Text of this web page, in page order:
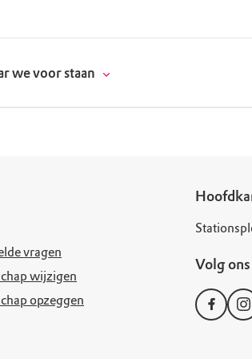
we voor staan
vragen
wijzigen
opzeggen
Volg ons